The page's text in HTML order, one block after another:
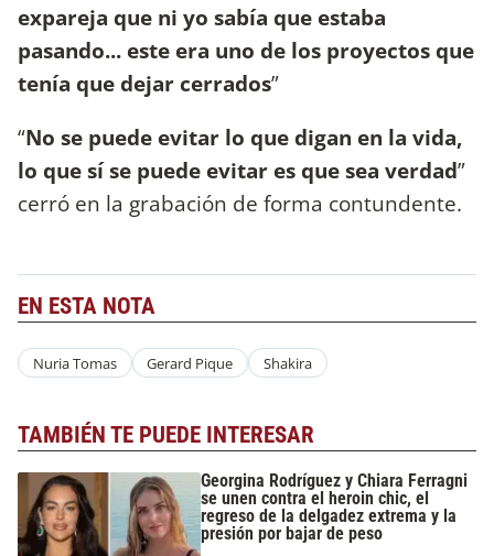
expareja que ni yo sabía que estaba
pasando... este era uno de los proyectos que
tenía que dejar cerrados”
“No se puede evitar lo que digan en la vida,
lo que sí se puede evitar es que sea verdad”
cerró en la grabación de forma contundente.
EN ESTA NOTA
Nuria Tomas Gerard Pique Shakira
TAMBIÉN TE PUEDE INTERESAR
Georgina Rodríguez y Chiara Ferragni
se unen contra el heroin chic, el
regreso de la delgadez extrema y la
presión por bajar de peso